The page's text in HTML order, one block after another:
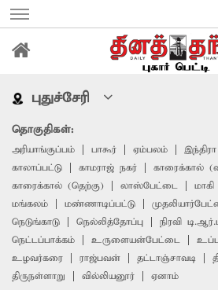
புதுச்சேரி
தொகுதிகள்:
அரியாங்குப்பம் பாகூர் ஏம்பலம்
காலாப்பட்டு
காமராஜ் நகர்
காரைக்கால்
காரைக்கால் (தெற்கு)
லாஸ்பேட்டை மாகி
மங்கலம்
மண்ணாடிப்பட்டு
நெடுங்காடு
நெல்லித்தோப்பு
நிரவி
நெட்டப்பாக்கம்
உருளையன்பேட்டை
உழவர்கரை
ராஜ்பவன் தட்டாஞ்சாவடி
திருநள்ளாறு
வில்லியனூர் ஏனாம்